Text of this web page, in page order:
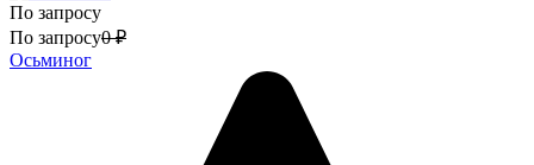
По запросу
По запросу0 ₽
Осьминог